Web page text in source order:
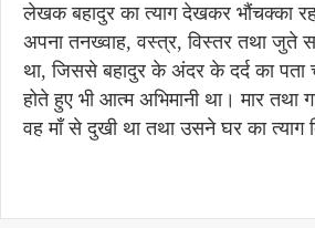
लेखक बहादुर का त्याग देखकर भौंचक्का
अपना तनख्वाह, वस्त्र, विस्तर तथा जुते
था, जिससे बहादुर के अंदर के दर्द का पता
होते हुए भी आत्म अभिमानी था। मार तथा
वह माँ से दुखी था तथा उसने घर का त्याग